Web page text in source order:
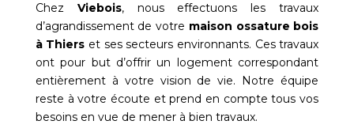
Chez Viebois, nous effectuons les travaux
d’agrandissement de votre maison ossature bois
à Thiers et ses secteurs environnants. Ces travaux
ont pour but d’offrir un logement correspondant
entièrement à votre vision de vie. Notre équipe
reste à votre écoute et prend en compte tous vos
besoins en vue de mener à bien travaux.